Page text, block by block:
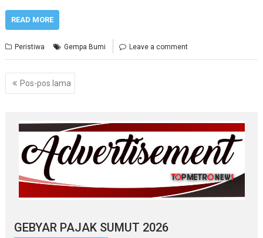
READ MORE
Peristiwa Gempa Bumi Leave a comment
Navigasi
pos
Pos-pos lama
GEBYAR PAJAK SUMUT 2026